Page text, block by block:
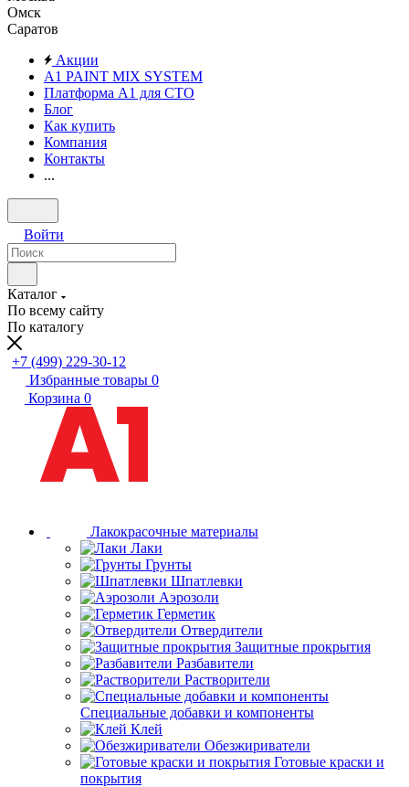
Омск
Саратов
Акции
A1 PAINT MIX SYSTEM
Платформа А1 для СТО
Блог
Как купить
Компания
Контакты
...
Войти
Каталог
По всему сайту
По каталогу
+7 (499) 229-30-12
Избранные товары 0
Корзина 0
Лакокрасочные материалы
Лаки
Грунты
Шпатлевки
Аэрозоли
Герметик
Отвердители
Защитные прокрытия
Разбавители
Растворители
Специальные добавки и компоненты
Клей
Обезжириватели
Готовые краски и
покрытия